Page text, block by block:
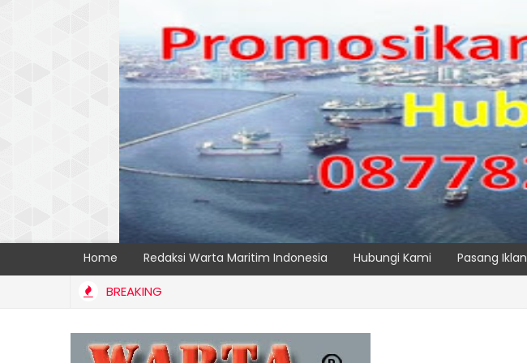
Home Redaksi Warta Maritim Indonesia Hubungi Kami Pasang Iklan
BREAKING